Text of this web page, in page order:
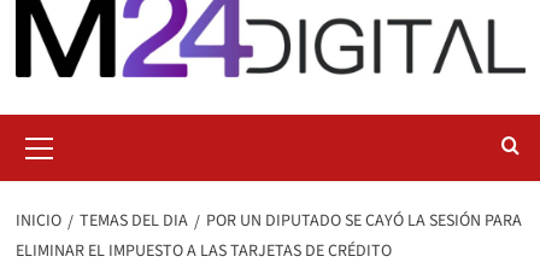
primario
INICIO TEMAS DEL DIA
POR UN DIPUTADO SE CAYÓ LA SESIÓN PARA
ELIMINAR EL IMPUESTO A LAS TARJETAS DE CRÉDITO